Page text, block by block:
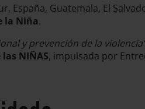
España, Guatemala, El
la Niña.
y prevención de la
NIÑAS, impulsada por